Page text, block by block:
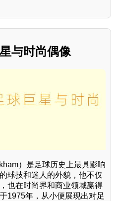
与时尚偶像
）是足球历史上最具影响
球技和迷人的外貌，他不仅
也在时尚界和商业领域赢得
1975年，从小便展现出对足